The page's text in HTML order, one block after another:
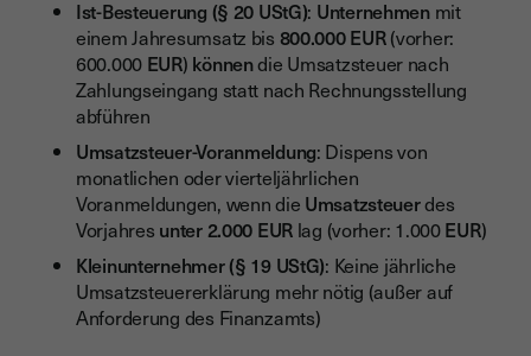
Ist-Besteuerung (§ 20 UStG): Unternehmenmit
einem Jahresumsatz bis 800.000 EUR(vorher:
600.000 EUR) könnendie Umsatzsteuer nach
Zahlungseingang statt nach Rechnungsstellung
abführen
Umsatzsteuer-Voranmeldung: Dispens von
monatlichen oder vierteljährlichen
Voranmeldungen, wenn die Umsatzsteuerdes
Vorjahres unter 2.000 EUR lag (vorher: 1.000EUR)
Kleinunternehmer (§ 19 UStG): Keine jährliche
Umsatzsteuererklärung mehr nötig (außer auf
Anforderung des Finanzamts)